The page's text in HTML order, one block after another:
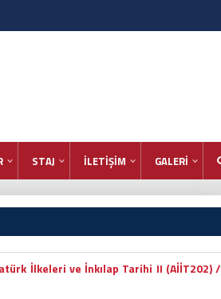
STAJ İLETİŞİM GALERİ
İlkeleri ve İnkılap Tarihi II (AİİT202) /